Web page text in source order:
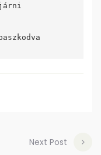
Next Post